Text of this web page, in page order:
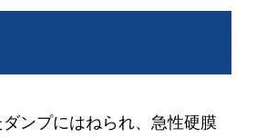
ンプにはねられ、急性硬膜